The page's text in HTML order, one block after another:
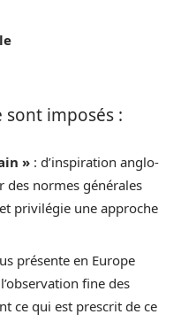
sont imposés :
» : d’inspiration anglo-
des normes générales
privilégie une approche
présente en Europe
fine des
ce qui est prescrit de ce